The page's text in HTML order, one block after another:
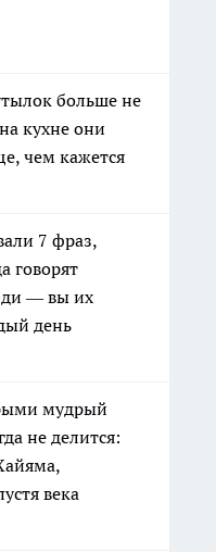
больше не
кухне они
чем кажется
7 фраз,
говорят
— вы их
день
мудрый
не делится:
века